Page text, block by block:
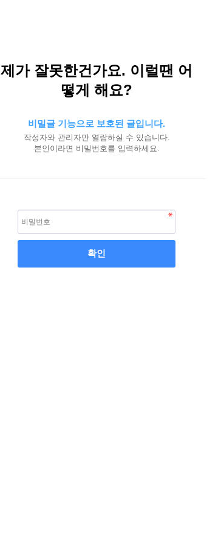
제가 잘못한건가요. 이럴땐 어
떻게 해요?
비밀글 기능으로 보호된 글입니다.
작성자와 관리자만 열람하실 수 있습니다.
본인이라면 비밀번호를 입력하세요.